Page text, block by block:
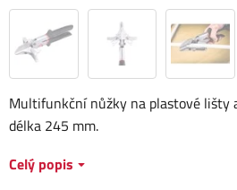
Multifunkční nůžky na plastové lišty
délka 245 mm.
Celý popis